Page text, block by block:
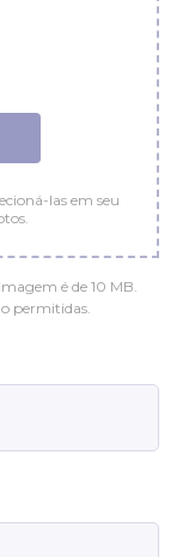
las em seu
é de 10 MB.
permitidas.